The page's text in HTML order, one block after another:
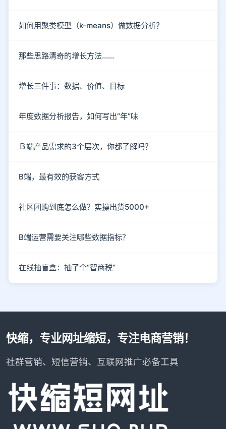
如何用聚类模型（k-means）做数据分析？
那些思路清奇的增长方法……
增长三件事：数据、价值、目标
年度数据分析报告，如何写出“年”味
Ｂ端产品需求的3个层次，你都了解吗？
B端，最有效的获客方式
社区团购到底怎么做？实操出货5000+
B端运营需要关注哪些数据指标？
在线抽盲盒：抽了个“智商税”
快缩，专业网址缩短，专注电商营销！
社群营销、短信营销、互联网推广必备工具